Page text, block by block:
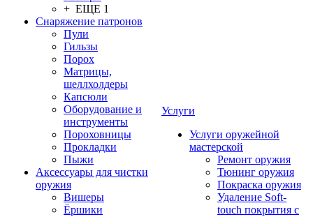
+ ЕЩЕ 1
Снаряжение патронов
Пули
Гильзы
Порох
Матрицы,
шеллхолдеры
Капсюли
Оборудование и
инструменты
Пороховницы
Прокладки
Пыжи
Аксессуары для чистки
оружия
Вишеры
Ёршики
Услуги
Услуги оружейной
мастерской
Ремонт оружия
Тюнинг оружия
Покраска оружия
Удаление Soft-
touch покрытия с